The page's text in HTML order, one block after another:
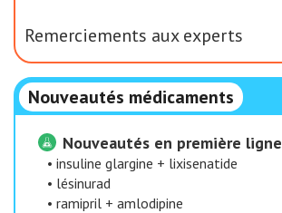
Remerciements aux experts
Nouveautés médicaments
Nouveautés en première ligne
• insuline glargine + lixisenatide
• lésinurad
• ramipril + amlodipine